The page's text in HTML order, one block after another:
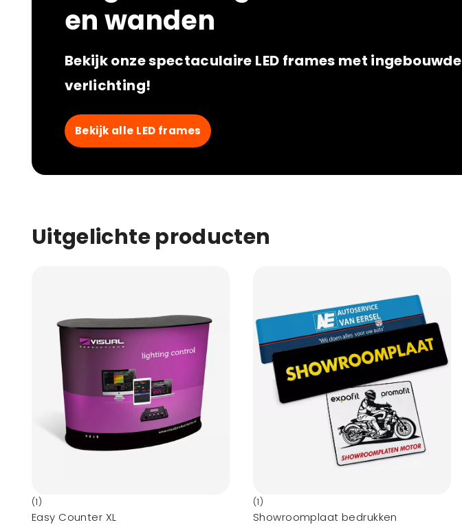
en wanden
Bekijk onze spectaculaire LED frames met ingebouwde
verlichting!
Bekijk alle LED frames
Uitgelichte producten
(1)
Easy Counter XL
(1)
Showroomplaat bedrukken